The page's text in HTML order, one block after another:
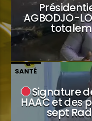
AGBODJO-
SANTÉ
Signature
HAAC et des
sept